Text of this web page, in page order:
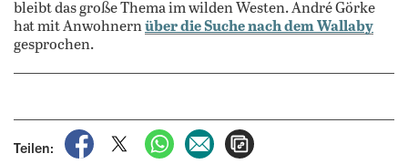
bleibt das große Thema im wilden Westen. André Görke
hat mit Anwohnernüber die Suche nach dem Wallaby
gesprochen.
Teilen:
auf Facebook teilen
auf X teilenper WhatsApp teilen
per E-Mail teilen